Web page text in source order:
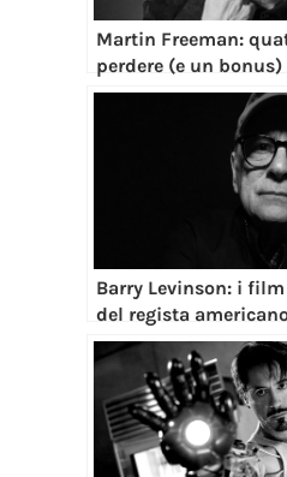
Martin Freeman:
perdere (e un bonus)
Barry Levinson: i
del regista